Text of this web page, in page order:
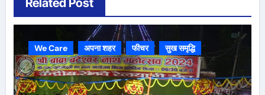
Related Post
We Care अपना शहर फीचर सुख समृद्धि